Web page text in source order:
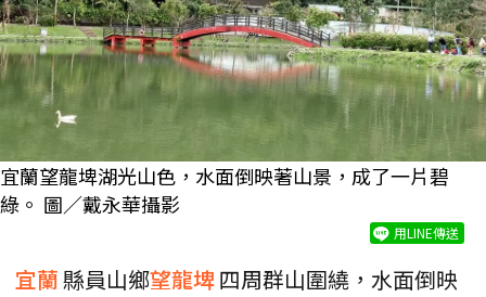
宜蘭望龍埤湖光山色，水面倒映著山景，成了一片碧
綠。 圖／戴永華攝影
用LINE傳送
宜蘭縣員山鄉望龍埤四周群山圍繞，水面倒映